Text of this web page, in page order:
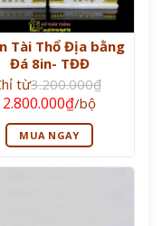
Tài Thổ Địa bằng
Đá 8in- TĐĐ
từ3.200.000₫
Giá
gốc
là:
3.200.000₫.
2.800.000₫Giá
hiện
tại
là:
/bộ
MUA NGAY